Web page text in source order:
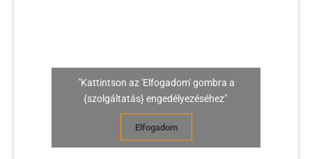
"Kattintson az 'Elfogadom' gombra a
{szolgáltatás} engedélyezéséhez"
Elfogadom